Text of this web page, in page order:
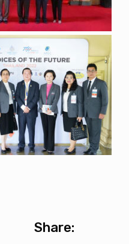
Share: